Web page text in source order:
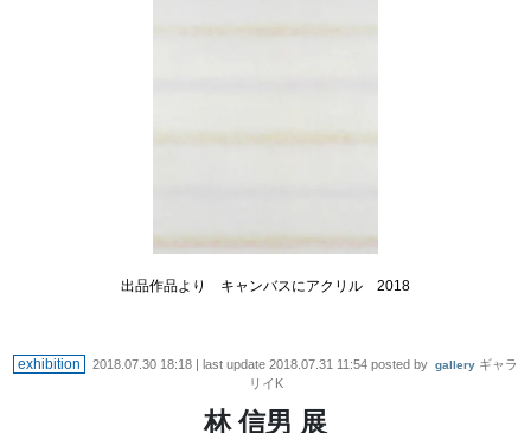
出品作品より キャンバスにアクリル 2018
exhibition 2018.07.30 18:18 | last update 2018.07.31 11:54 posted by gallery ギャラ
リイK
林 信男 展